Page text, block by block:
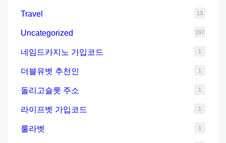
Travel 13
Uncategorized 197
네임드카지노 가입코드 1
더블유벳 추천인 1
돌리고슬롯 주소 1
라이프벳 가입코드 1
룰라벳 1